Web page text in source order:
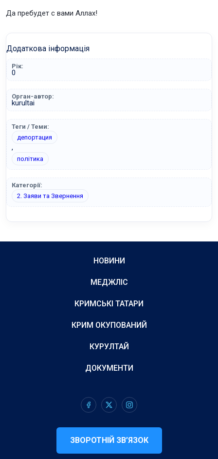
Да пребудет с вами Аллах!
Додаткова інформація
Рік:
0
Орган-автор:
kurultai
Теги / Теми:
депортация
,
політика
Категорії:
2. Заяви та Звернення
НОВИНИ
МЕДЖЛІС
КРИМСЬКІ ТАТАРИ
КРИМ ОКУПОВАНИЙ
КУРУЛТАЙ
ДОКУМЕНТИ
ЗВОРОТНІЙ ЗВ’ЯЗОК